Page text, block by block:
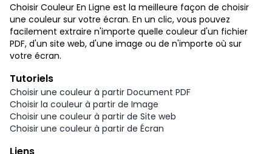
Choisir Couleur En Ligne est la meilleure façon de choisir
une couleur sur votre écran. En un clic, vous pouvez
facilement extraire n'importe quelle couleur d'un fichier
PDF, d'un site web, d'une image ou de n'importe où sur
votre écran.
Tutoriels
Choisir une couleur à partir Document PDF
Choisir la couleur à partir de Image
Choisir une couleur à partir de Site web
Choisir une couleur à partir de Écran